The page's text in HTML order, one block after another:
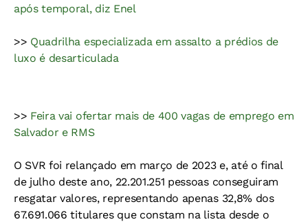
após temporal, diz Enel
>> Quadrilha especializada em assalto a prédios de
luxo é desarticulada
>> Feira vai ofertar mais de 400 vagas de emprego em
Salvador e RMS
O SVR foi relançado em março de 2023 e, até o final
de julho deste ano, 22.201.251 pessoas conseguiram
resgatar valores, representando apenas 32,8% dos
67.691.066 titulares que constam na lista desde o